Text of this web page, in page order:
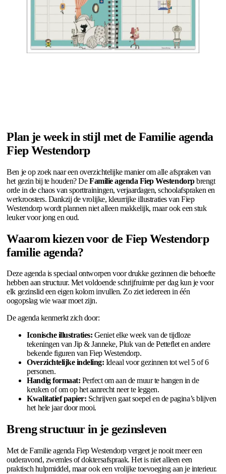
Plan je week in stijl met de Familie agenda
Fiep Westendorp
Ben je op zoek naar een overzichtelijke manier om alle afspraken van
het gezin bij te houden? DeFamilie agenda Fiep Westendorpbrengt
orde in de chaos van sporttrainingen, verjaardagen, schoolafspraken en
werkroosters. Dankzij de vrolijke, kleurrijke illustraties van Fiep
Westendorp wordt plannen niet alleen makkelijk, maar ook een stuk
leuker voor jong en oud.
Waarom kiezen voor de Fiep Westendorp
familie agenda?
Deze agenda is speciaal ontworpen voor drukke gezinnen die behoefte
hebben aan structuur. Met voldoende schrijfruimte per dag kun je voor
elk gezinslid een eigen kolom invullen. Zo ziet iedereen in één
oogopslag wie waar moet zijn.
De agenda kenmerkt zich door:
Iconische illustraties: Geniet elke week van de tijdloze
tekeningen van Jip & Janneke, Pluk van de Petteflet en andere
bekende figuren van Fiep Westendorp.
Overzichtelijke indeling: Ideaal voor gezinnen tot wel 5 of 6
personen.
Handig formaat: Perfect om aan de muur te hangen in de
keuken of om op het aanrecht neer te leggen.
Kwalitatief papier: Schrijven gaat soepel en de pagina’s blijven
het hele jaar door mooi.
Breng structuur in je gezinsleven
Met de Familie agenda Fiep Westendorp vergeet je nooit meer een
ouderavond, zwemles of doktersafspraak. Het is niet alleen een
praktisch hulpmiddel, maar ook een vrolijke toevoeging aan je interieur.